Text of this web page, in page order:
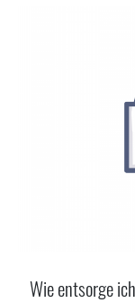
Wie entsorge